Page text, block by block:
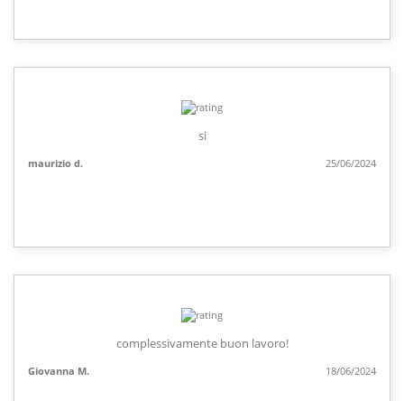
si
maurizio d. 25/06/2024
complessivamente buon lavoro!
Giovanna M. 18/06/2024